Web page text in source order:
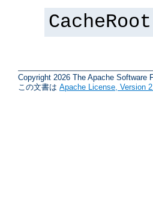
Copyright 2026 The Apache Software
この文書は Apache License, Version